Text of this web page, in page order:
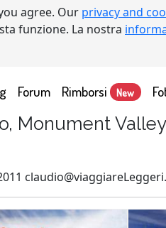
agree. Our privacy and
funzione. La nostra
Forum Rimborsi New
Monument Valley